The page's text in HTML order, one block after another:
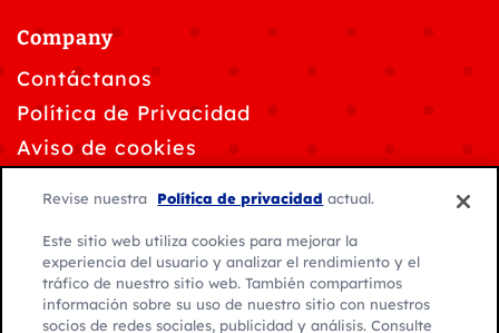
Company
Contáctanos
Política de Privacidad
Aviso de cookies
Condiciones de Uso
Revise nuestra Política de privacidad actual.
Este sitio web utiliza cookies para mejorar la
experiencia del usuario y analizar el rendimiento y el
tráfico de nuestro sitio web. También compartimos
información sobre su uso de nuestro sitio con nuestros
socios de redes sociales, publicidad y análisis. Consulte